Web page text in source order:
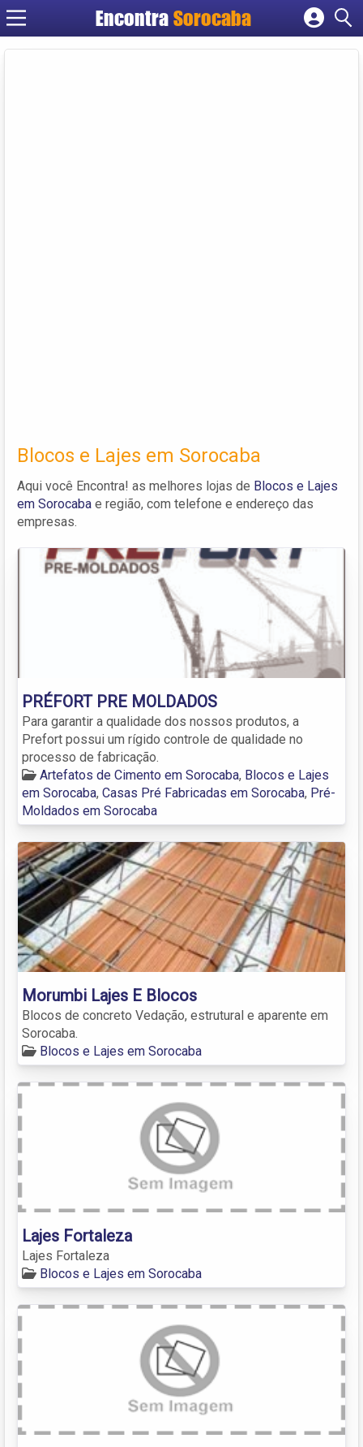
EncontraSorocaba
Cadastrar empresa
Blocos e Lajes em Sorocaba
Aqui você Encontra! as melhores lojas de Blocos e Lajes
em Sorocaba e região, com telefone e endereço das
empresas.
PRÉFORT PRE MOLDADOS
Para garantir a qualidade dos nossos produtos, a
Prefort possui um rígido controle de qualidade no
processo de fabricação.
Artefatos de Cimento em Sorocaba, Blocos e Lajes
em Sorocaba, Casas Pré Fabricadas em Sorocaba, Pré-
Moldados em Sorocaba
Morumbi Lajes E Blocos
Blocos de concreto Vedação, estrutural e aparente em
Sorocaba.
Blocos e Lajes em Sorocaba
Lajes Fortaleza
Lajes Fortaleza
Blocos e Lajes em Sorocaba